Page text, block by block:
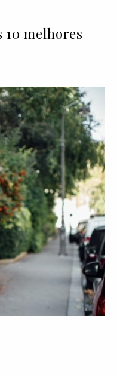
10 melhores